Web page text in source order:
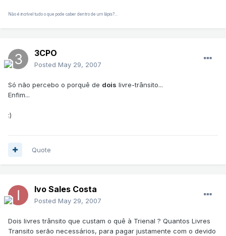
Não é incrível tudo o que pode caber dentro de um lápis?...
3CPO
Posted May 29, 2007
Só não percebo o porquê de dois livre-trânsito...
Enfim...
:)
Quote
Ivo Sales Costa
Posted May 29, 2007
Dois livres trânsito que custam o quê à Trienal ? Quantos Livres
Transito serão necessários, para pagar justamente com o devido